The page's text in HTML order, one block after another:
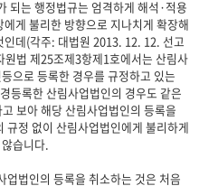
게 불리한 방향으로 지나치게 확장해
인데(각주: 대법원 2013. 12. 12. 선고
법 제25조제3항제1호에서는 산림사
으로 등록한 경우를 규정하고 있는
등록한 산림사업법인의 경우도 같은
보아 해당 산림사업법인의 등록을
규정 없이 산림사업법인에게 불리하게
습니다.